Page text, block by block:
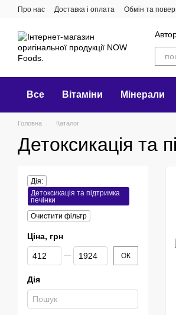
Перейти до основного контенту
Про нас Доставка і оплата Обмін та
Все Вітаміни Мінерали
Головна Каталог
Детоксикація та
Дія:
Детоксикація та підтримка
печінки
Очистити фільтр
Ціна, грн
Від Ціна, грн
До Ціна, грн ОК
Дія